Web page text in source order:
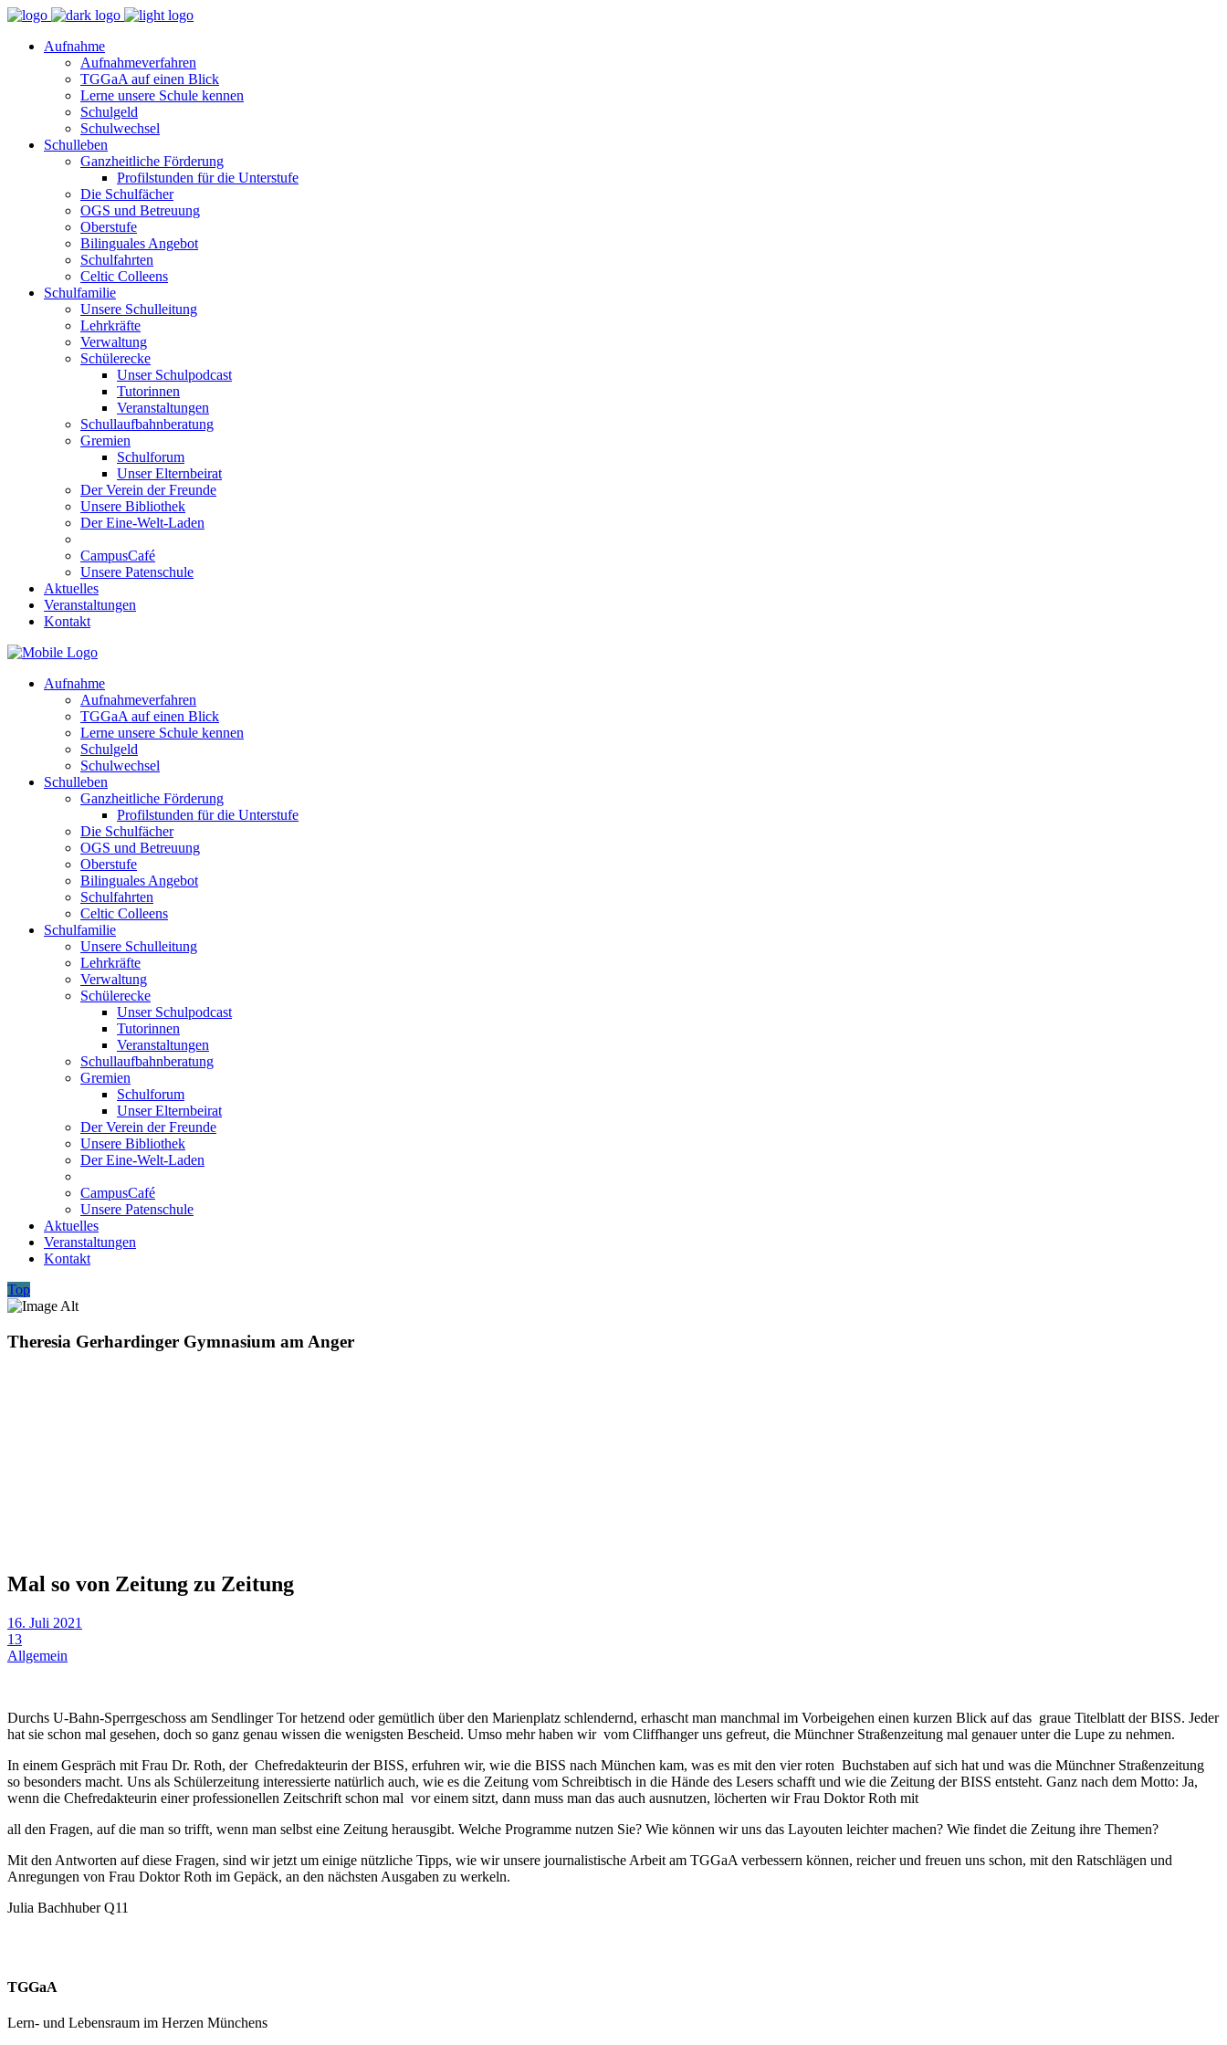
Aufnahme
Aufnahmeverfahren
TGGaA auf einen Blick
Lerne unsere Schule kennen
Schulgeld
Schulwechsel
Schulleben
Ganzheitliche Förderung
Profilstunden für die Unterstufe
Die Schulfächer
OGS und Betreuung
Oberstufe
Bilinguales Angebot
Schulfahrten
Celtic Colleens
Schulfamilie
Unsere Schulleitung
Lehrkräfte
Verwaltung
Schülerecke
Unser Schulpodcast
Tutorinnen
Veranstaltungen
Schullaufbahnberatung
Gremien
Schulforum
Unser Elternbeirat
Der Verein der Freunde
Unsere Bibliothek
Der Eine-Welt-Laden
CampusCafé
Unsere Patenschule
Aktuelles
Veranstaltungen
Kontakt
Aufnahme
Aufnahmeverfahren
TGGaA auf einen Blick
Lerne unsere Schule kennen
Schulgeld
Schulwechsel
Schulleben
Ganzheitliche Förderung
Profilstunden für die Unterstufe
Die Schulfächer
OGS und Betreuung
Oberstufe
Bilinguales Angebot
Schulfahrten
Celtic Colleens
Schulfamilie
Unsere Schulleitung
Lehrkräfte
Verwaltung
Schülerecke
Unser Schulpodcast
Tutorinnen
Veranstaltungen
Schullaufbahnberatung
Gremien
Schulforum
Unser Elternbeirat
Der Verein der Freunde
Unsere Bibliothek
Der Eine-Welt-Laden
CampusCafé
Unsere Patenschule
Aktuelles
Veranstaltungen
Kontakt
Top
Theresia Gerhardinger Gymnasium am Anger
Mal so von Zeitung zu Zeitung
16. Juli 2021
13
Allgemein
Durchs U-Bahn-Sperrgeschoss am Sendlinger Tor hetzend oder gemütlich über den Marienplatz schlendernd, erhascht man manchmal im Vorbeigehen einen kurzen Blick auf das graue Titelblatt der BISS. Jeder
hat sie schon mal gesehen, doch so ganz genau wissen die wenigsten Bescheid. Umso mehr haben wir vom Cliffhanger uns gefreut, die Münchner Straßenzeitung mal genauer unter die Lupe zu nehmen.
In einem Gespräch mit Frau Dr. Roth, der Chefredakteurin der BISS, erfuhren wir, wie die BISS nach München kam, was es mit den vier roten Buchstaben auf sich hat und was die Münchner Straßenzeitung
so besonders macht. Uns als Schülerzeitung interessierte natürlich auch, wie es die Zeitung vom Schreibtisch in die Hände des Lesers schafft und wie die Zeitung der BISS entsteht. Ganz nach dem Motto: Ja,
wenn die Chefredakteurin einer professionellen Zeitschrift schon mal vor einem sitzt, dann muss man das auch ausnutzen, löcherten wir Frau Doktor Roth mit
all den Fragen, auf die man so trifft, wenn man selbst eine Zeitung herausgibt. Welche Programme nutzen Sie? Wie können wir uns das Layouten leichter machen? Wie findet die Zeitung ihre Themen?
Mit den Antworten auf diese Fragen, sind wir jetzt um einige nützliche Tipps, wie wir unsere journalistische Arbeit am TGGaA verbessern können, reicher und freuen uns schon, mit den Ratschlägen und
Anregungen von Frau Doktor Roth im Gepäck, an den nächsten Ausgaben zu werkeln.
Julia Bachhuber Q11
TGGaA
Lern- und Lebensraum im Herzen Münchens